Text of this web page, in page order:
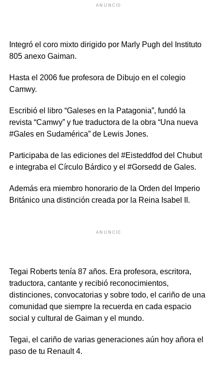
ANUNCIO
Integró el coro mixto dirigido por Marly Pugh del Instituto
805 anexo Gaiman.
Hasta el 2006 fue profesora de Dibujo en el colegio
Camwy.
Escribió el libro “Galeses en la Patagonia”, fundó la
revista “Camwy” y fue traductora de la obra “Una nueva
#Gales en Sudamérica” de Lewis Jones.
Participaba de las ediciones del #Eisteddfod del Chubut
e integraba el Círculo Bárdico y el #Gorsedd de Gales.
Además era miembro honorario de la Orden del Imperio
Británico una distinción creada por la Reina Isabel II.
ANUNCIO
Tegai Roberts tenía 87 años. Era profesora, escritora,
traductora, cantante y recibió reconocimientos,
distinciones, convocatorias y sobre todo, el cariño de una
comunidad que siempre la recuerda en cada espacio
social y cultural de Gaiman y el mundo.
Tegai, el cariño de varias generaciones aún hoy añora el
paso de tu Renault 4.